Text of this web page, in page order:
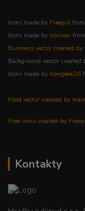
Icons made by Freepik
Icons made by iconixar
Business vector created
Background vector
Icons made by Icongeek26
Food vector created by
Free icons created by
Kontakty